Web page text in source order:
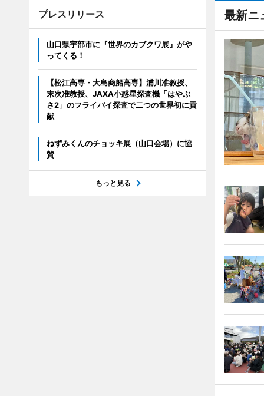
最新ニ
プレスリリース
山口県宇部市に『世界のカブクワ展』がや
ってくる！
【松江高専・大島商船高専】浦川准教授、
末次准教授、JAXA小惑星探査機「はやぶ
さ2」のフライバイ探査で二つの世界初に貢
献
ねずみくんのチョッキ展（山口会場）に協
賛
もっと見る